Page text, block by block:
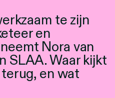
te zijn
en
Nora van
SLAA. Waar kijkt
en wat